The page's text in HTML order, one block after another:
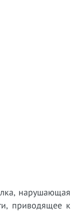
нарушающая
приводящее к